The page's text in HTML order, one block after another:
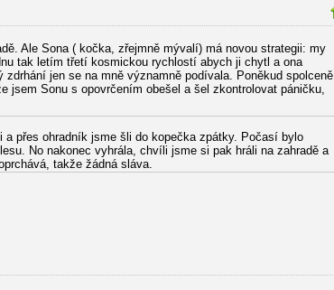
Ale Sona ( kočka, zřejmně mývalí) má novou strategii: my
tak letím třetí kosmickou rychlostí abych ji chytl a ona
jen se na mně významně podívala. Poněkud spolceně
Sonu s opovrčením obešel a šel zkontrolovat páničku,
přes ohradník jsme šli do kopečka zpátky. Počasí bylo
No nakonec vyhrála, chvíli jsme si pak hráli na zahradě a
takže žádná sláva.